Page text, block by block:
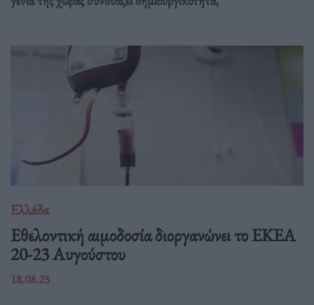
Ελλάδα
Eθελοντική αιμοδοσία διοργανώνει το ΕΚΕΑ
20-23 Αυγούστου
18.08.25